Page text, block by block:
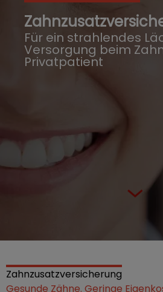
Für ein strahlendes
Versorgung beim
Privatpatient
Zahnzusatzversicherung
Gesunde Zähne. Geringe